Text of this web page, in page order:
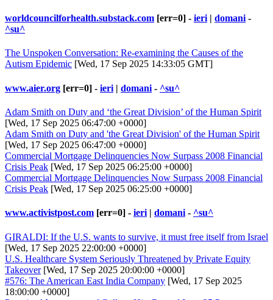
worldcouncilforhealth.substack.com [err=0] - ieri | domani -
^su^
The Unspoken Conversation: Re-examining the Causes of the
Autism Epidemic [Wed, 17 Sep 2025 14:33:05 GMT]
www.aier.org [err=0] - ieri | domani - ^su^
Adam Smith on Duty and ‘the Great Division’ of the Human Spirit
[Wed, 17 Sep 2025 06:47:00 +0000]
Adam Smith on Duty and 'the Great Division' of the Human Spirit
[Wed, 17 Sep 2025 06:47:00 +0000]
Commercial Mortgage Delinquencies Now Surpass 2008 Financial
Crisis Peak [Wed, 17 Sep 2025 06:25:00 +0000]
Commercial Mortgage Delinquencies Now Surpass 2008 Financial
Crisis Peak [Wed, 17 Sep 2025 06:25:00 +0000]
www.activistpost.com [err=0] - ieri | domani - ^su^
GIRALDI: If the U.S. wants to survive, it must free itself from Israel
[Wed, 17 Sep 2025 22:00:00 +0000]
U.S. Healthcare System Seriously Threatened by Private Equity
Takeover[Wed, 17 Sep 2025 20:00:00 +0000]
#576: The American East India Company [Wed, 17 Sep 2025
18:00:00 +0000]